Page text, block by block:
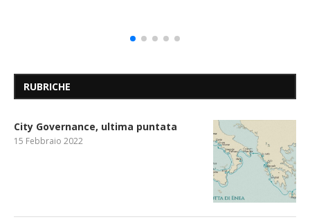
RUBRICHE
City Governance, ultima puntata
15 Febbraio 2022